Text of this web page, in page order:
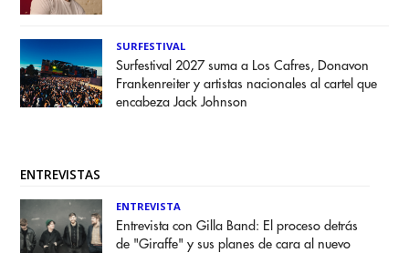
SURFESTIVAL
Surfestival 2027 suma a Los Cafres, Donavon
Frankenreiter y artistas nacionales al cartel que
encabeza Jack Johnson
ENTREVISTAS
ENTREVISTA
Entrevista con Gilla Band: El proceso detrás
de "Giraffe" y sus planes de cara al nuevo